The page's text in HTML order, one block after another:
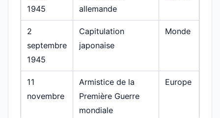
1945
allemande
2
septembre
1945
Capitulation
japonaise
Monde
11
novembre
Armistice de la
Première Guerre
mondiale
Europe